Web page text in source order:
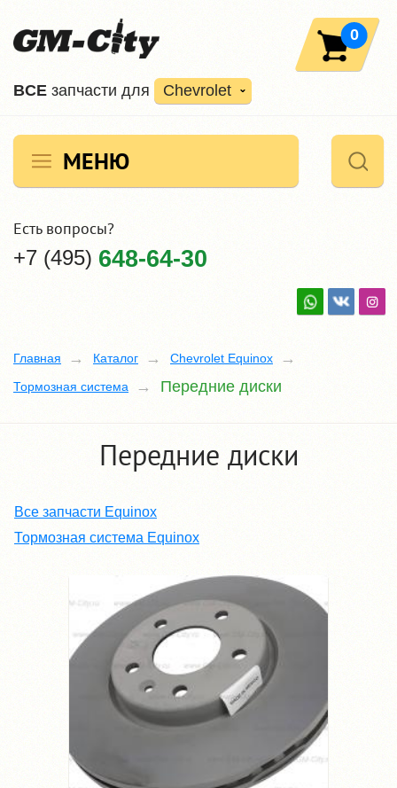
ВCE запчасти для Chevrolet
0
МЕНЮ
Есть вопросы?
+7 (495) 648-64-30
Главная Каталог
Chevrolet Equinox
Тормозная система
Передние диски
Передние диски
Все запчасти Equinox
Тормозная система Equinox